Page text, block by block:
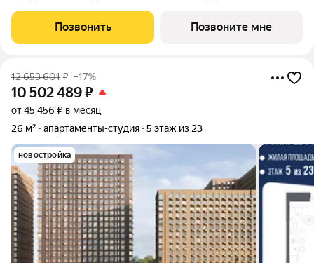
комплексе "Тропарево Парк".Проект строится полностью с
отделкой, которая включает ламинат, обои
Позвонить Позвоните мне
12 653 601₽ –17%
10 502 489₽
от 45 456 ₽ в месяц
26 м²
апартаменты-студия 5 этаж из 23
новостройка